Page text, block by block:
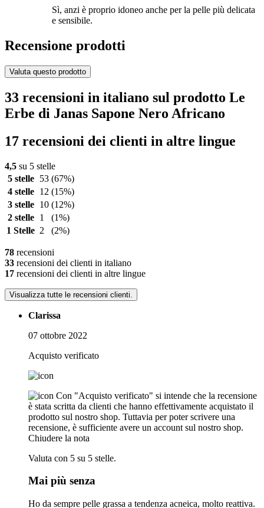
Sì, anzi è proprio idoneo anche per la pelle più delicata
e sensibile.
Recensione prodotti
Valuta questo prodotto
33 recensioni in italiano sul prodotto Le
Erbe di Janas Sapone Nero Africano
17 recensioni dei clienti in altre lingue
4,5 su 5 stelle
5 stelle
53 (67%)
4 stelle
12 (15%)
3 stelle
10 (12%)
2 stelle
1
(1%)
1 Stelle 2 (2%)
78 recensioni
33 recensioni dei clienti in italiano
17 recensioni dei clienti in altre lingue
Visualizza tutte le recensioni clienti.
Clarissa
07 ottobre 2022
Acquisto verificato
Con "Acquisto verificato" si intende che la recensione
è stata scritta da clienti che hanno effettivamente acquistato il
prodotto sul nostro shop. Tuttavia per poter scrivere una
recensione, è sufficiente avere un account sul nostro shop.
Chiudere la nota
Valuta con 5 su 5 stelle.
Mai più senza
Ho da sempre pelle grassa a tendenza acneica, molto reattiva.